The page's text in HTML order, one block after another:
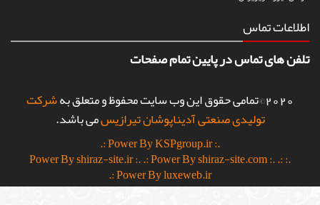
اطلاعات تماس
تلفن های تماس در پایین تمام صفحات
2020©تمامی حقوق این وب سایت محفوظ و متعلق به شرکت
تولیدی صنعتی آدیناپوشان تیرازیسمی باشد.
.: Power By KSPgroup.ir :.
.: Power By shiraz-site.ir :.
.: Power By shiraz-site.com :..:
Power By luxeweb.ir :.